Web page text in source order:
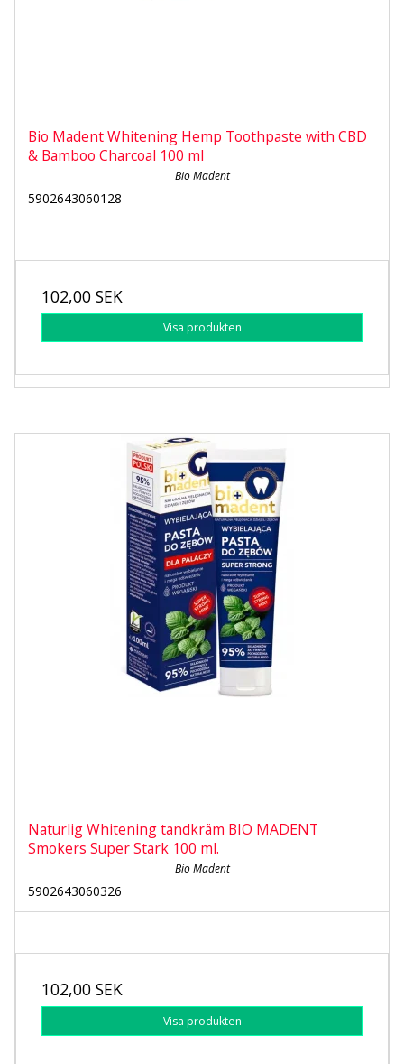
Bio Madent Whitening Hemp Toothpaste with CBD
& Bamboo Charcoal 100 ml
Bio Madent
5902643060128
102,00 SEK
Visa produkten
Naturlig Whitening tandkräm BIO MADENT
Smokers Super Stark 100 ml.
Bio Madent
5902643060326
102,00 SEK
Visa produkten